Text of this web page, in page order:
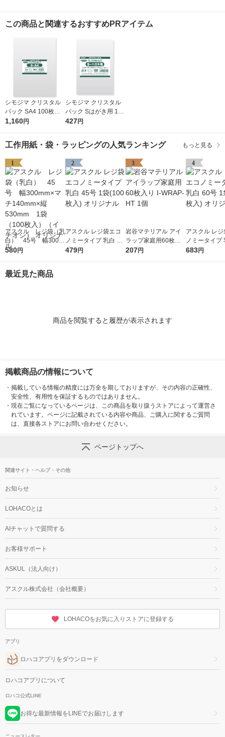
この商品と関連するおすすめPRアイテム
シモジマ クリスタル
パック SA4 100枚入 6
739200 1袋(100枚入)
1,160円
シモジマ クリスタル
パック Sはがき用 100
枚入 6751700 1袋(10
427円
工作用紙・袋・ラッピングの人気ランキング もっと見る
1
アスクル レジ袋（乳
白） 45号 幅300m
m×マチ140mm×縦53
リジナル
580円
2
アスクル レジ袋エコ
ノミータイプ 乳白 45
号 1袋(100枚入) オリ
479円
3
岩谷マテリアル アイ
ラップ家庭用60枚入
り I-WRAP-HT 1個
207円
4
アスクル レ
ノミータイプ
号 1袋(100枚
683円
最近見た商品
商品を閲覧すると履歴が表示されます
掲載商品の情報について
・ 掲載している情報の精度には万全を期しておりますが、その内容の正確性、
安全性、有用性を保証するものではありません。
・ 現在ご覧になっているページは、この商品を取り扱うストアによって運営さ
れています。ページに記載されている内容や商品、ご購入に関するご質問
は、直接各ストアにお問い合わせください。
ページトップへ
関連サイト・ヘルプ・その他
お知らせ
LOHACOとは
AIチャットで質問する
お客様サポート
ASKUL（法人向け）
アスクル株式会社（会社概要）
LOHACOをお気に入りストアに登録する
アプリ
ロハコアプリをダウンロード
ロハコアプリについて
ロハコ公式LINE
お得な最新情報をLINEでお届けします